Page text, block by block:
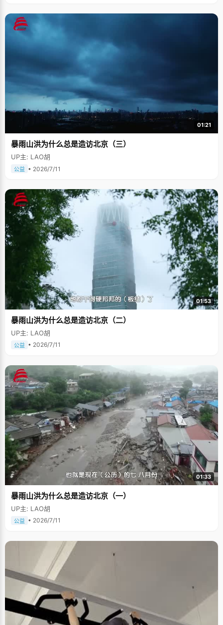
01:21
暴雨山洪为什么总是造访北京（三）
UP主: LAO胡
公益 • 2026/7/11
01:53
暴雨山洪为什么总是造访北京（二）
UP主: LAO胡
公益 • 2026/7/11
01:33
暴雨山洪为什么总是造访北京（一）
UP主: LAO胡
公益 • 2026/7/11